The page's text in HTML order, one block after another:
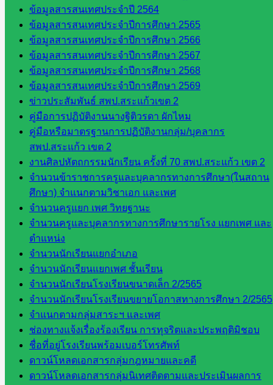
ข้อมูลสารสนเทศประจำปี 2564
ข้อมูลสารสนเทศประจำปีการศึกษา 2565
ข้อมูลสารสนเทศประจำปีการศึกษา 2566
ข้อมูลสารสนเทศประจำปีการศึกษา 2567
ข้อมูลสารสนเทศประจำปีการศึกษา 2568
ข้อมูลสารสนเทศประจำปีการศึกษา 2569
ข่าวประสัมพันธ์ สพป.สระแก้วเขต 2
คู่มือการปฏิบัติงานนางฐิติวรดา ผักไหม
คู่มือหรือมาตรฐานการปฏิบัติงานกลุ่ม/บุคลากร
สพป.สระแก้ว เขต 2
งานศิลปหัตถกรรมนักเรียน ครั้งที่ 70 สพป.สระแก้ว เขต 2
จำนวนข้าราชการครูและบุคลากรทางการศึกษา(ในสถาน
ศึกษา) จำแนกตามวิชาเอก และเพศ
จำนวนครูแยก เพศ วิทยฐานะ
จำนวนครูและบุคลากรทางการศึกษารายโรง แยกเพศ และ
ตำแหน่ง
จำนวนนักเรียนแยกอำเภอ
จำนวนนักเรียนแยกเพศ ชั้นเรียน
จำนวนนักเรียนโรงเรียนขนาดเล็ก 2/2565
จำนวนนักเรียนโรงเรียนขยายโอกาสทางการศึกษา 2/2565
จำแนกตามกลุ่มสาระฯ และเพศ
ช่องทางแจ้งเรื่องร้องเรียน การทุจริตและประพฤติมิชอบ
ชื่อที่อยู่โรงเรียนพร้อมเบอร์โทรศัพท์
ดาวน์โหลดเอกสารกลุ่มกฎหมายและคดี
ดาวน์โหลดเอกสารกลุ่มนิเทศติดตามและประเมินผลการ
ๆ ใน
สพฐ.
เว็บไซต์
สพม. ใน
สังกัด
สพฐ.
เว็บไซต์
สพป. ใน
สังกัด
สพฐ.
กรมบัญชี
กลาง
สำนักงาน
ส.ก.ส.ค
หน่วยงาน
ในจังหวัด
สระแก้ว
จังหวัด
สระแก้ว
องค์การ
บริหาร
ส่วน